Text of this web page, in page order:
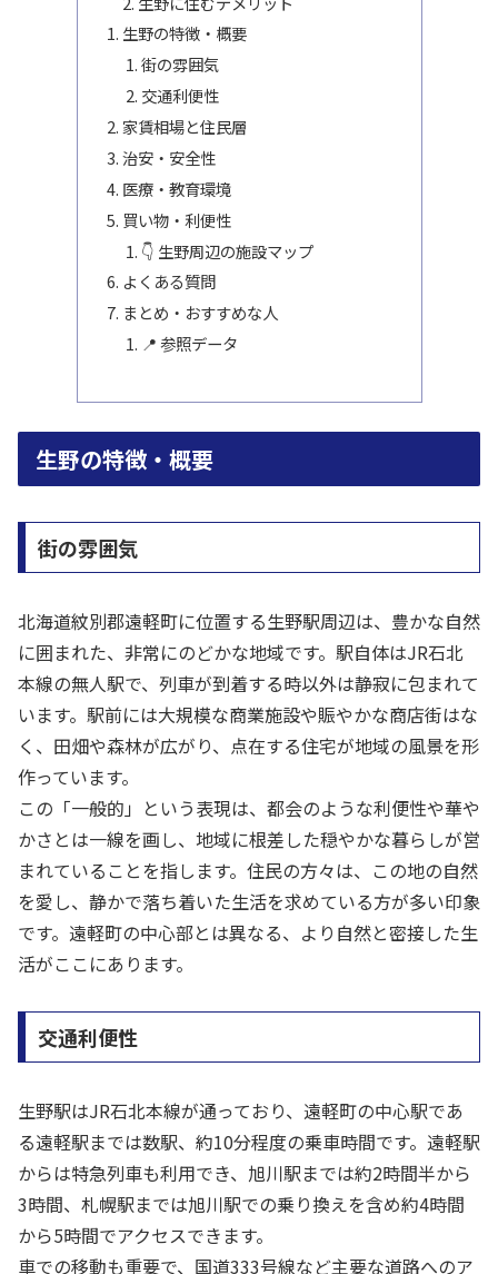
生野の特徴・概要
街の雰囲気
交通利便性
家賃相場と住民層
治安・安全性
医療・教育環境
買い物・利便性
👇 生野周辺の施設マップ
よくある質問
まとめ・おすすめな人
📍 参照データ
生野の特徴・概要
街の雰囲気
北海道紋別郡遠軽町に位置する生野駅周辺は、豊かな自然
に囲まれた、非常にのどかな地域です。駅自体はJR石北
本線の無人駅で、列車が到着する時以外は静寂に包まれて
います。駅前には大規模な商業施設や賑やかな商店街はな
く、田畑や森林が広がり、点在する住宅が地域の風景を形
作っています。
この「一般的」という表現は、都会のような利便性や華や
かさとは一線を画し、地域に根差した穏やかな暮らしが営
まれていることを指します。住民の方々は、この地の自然
を愛し、静かで落ち着いた生活を求めている方が多い印象
です。遠軽町の中心部とは異なる、より自然と密接した生
活がここにあります。
交通利便性
生野駅はJR石北本線が通っており、遠軽町の中心駅であ
る遠軽駅までは数駅、約10分程度の乗車時間です。遠軽駅
からは特急列車も利用でき、旭川駅までは約2時間半から
3時間、札幌駅までは旭川駅での乗り換えを含め約4時間
から5時間でアクセスできます。
車での移動も重要で、国道333号線など主要な道路へのア